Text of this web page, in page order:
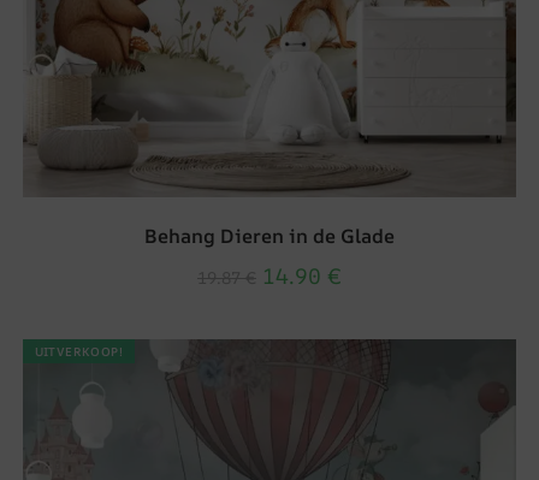
Behang Dieren in de Glade
14.90 €
UITVERKOOP!